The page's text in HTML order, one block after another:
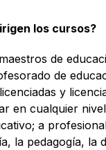
los cursos?
de
de
y
en cualquier
a
la pedagogía, la